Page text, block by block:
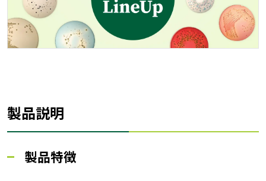
製品説明
製品特徴